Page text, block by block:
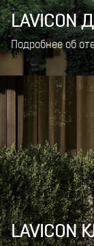
LAVICON
Подробнее об
LAVICON